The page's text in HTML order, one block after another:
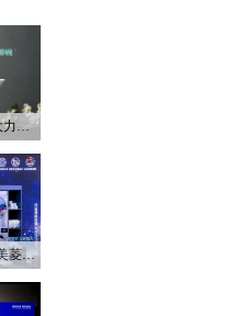
“斗牛士军团”剑指大力神杯，华帝以“一瓷一金”静候荣光
聚焦用户场景革新 美菱产品创新打造差异化居家体验